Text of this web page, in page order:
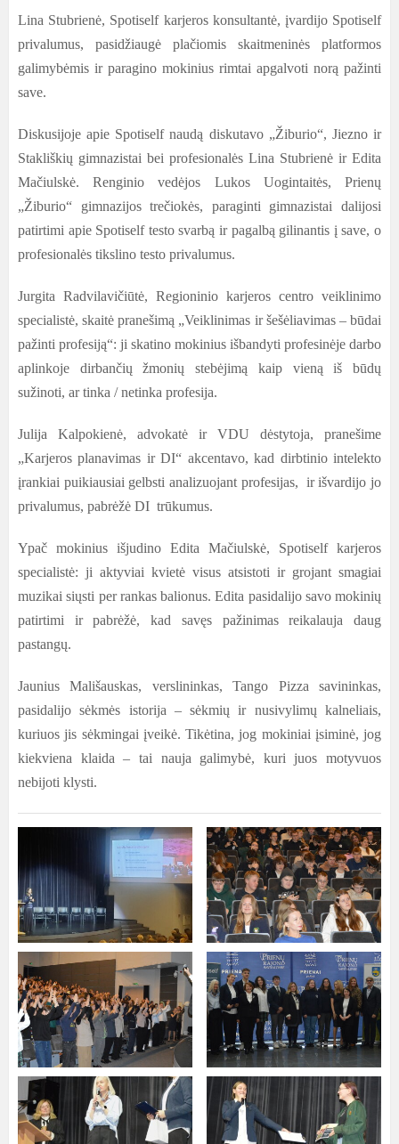
Lina Stubrienė, Spotiself karjeros konsultantė, įvardijo Spotiself
privalumus, pasidžiaugė plačiomis skaitmeninės platformos
galimybėmis ir paragino mokinius rimtai apgalvoti norą pažinti
save.
Diskusijoje apie Spotiself naudą diskutavo „Žiburio“, Jiezno ir
Stakliškių gimnazistai bei profesionalės Lina Stubrienė ir Edita
Mačiulskė. Renginio vedėjos Lukos Uogintaitės, Prienų
„Žiburio“ gimnazijos trečiokės, paraginti gimnazistai dalijosi
patirtimi apie Spotiself testo svarbą ir pagalbą gilinantis į save, o
profesionalės tikslino testo privalumus.
Jurgita Radvilavičiūtė, Regioninio karjeros centro veiklinimo
specialistė, skaitė pranešimą „Veiklinimas ir šešėliavimas – būdai
pažinti profesiją“: ji skatino mokinius išbandyti profesinėje darbo
aplinkoje dirbančių žmonių stebėjimą kaip vieną iš būdų
sužinoti, ar tinka / netinka profesija.
Julija Kalpokienė, advokatė ir VDU dėstytoja, pranešime
„Karjeros planavimas ir DI“ akcentavo, kad dirbtinio intelekto
įrankiai puikiausiai gelbsti analizuojant profesijas, ir išvardijo jo
privalumus, pabrėžė DI trūkumus.
Ypač mokinius išjudino Edita Mačiulskė, Spotiself karjeros
specialistė: ji aktyviai kvietė visus atsistoti ir grojant smagiai
muzikai siųsti per rankas balionus. Edita pasidalijo savo mokinių
patirtimi ir pabrėžė, kad savęs pažinimas reikalauja daug
pastangų.
Jaunius Mališauskas, verslininkas, Tango Pizza savininkas,
pasidalijo sėkmės istorija – sėkmių ir nusivylimų kalneliais,
kuriuos jis sėkmingai įveikė. Tikėtina, jog mokiniai įsiminė, jog
kiekviena klaida – tai nauja galimybė, kuri juos motyvuos
nebijoti klysti.